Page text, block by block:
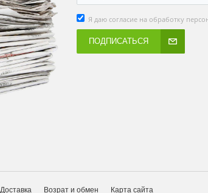
Я даю согласие на обработку
ПОДПИСАТЬСЯ
Доставка Возрат и обмен Карта сайта